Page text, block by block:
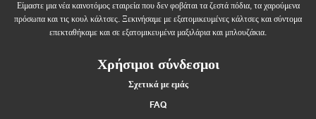
Είμαστε μια νέα καινοτόμος εταιρεία που δεν φοβάται τα ζεστά πόδια, τα χαρούμενα
πρόσωπα και τις κουλ κάλτσες. Ξεκινήσαμε με εξατομικευμένες κάλτσες και σύντομα
επεκταθήκαμε και σε εξατομικευμένα μαξιλάρια και μπλουζάκια.
Χρήσιμοι σύνδεσμοι
Σχετικά με εμάς
FAQ